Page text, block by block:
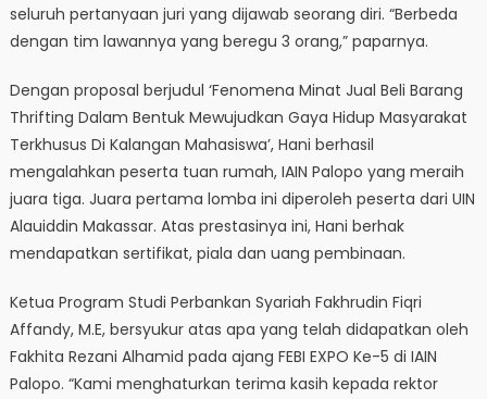
seluruh pertanyaan juri yang dijawab seorang diri. “Berbeda
dengan tim lawannya yang beregu 3 orang,” paparnya.
Dengan proposal berjudul ‘Fenomena Minat Jual Beli Barang
Thrifting Dalam Bentuk Mewujudkan Gaya Hidup Masyarakat
Terkhusus Di Kalangan Mahasiswa’, Hani berhasil
mengalahkan peserta tuan rumah, IAIN Palopo yang meraih
juara tiga. Juara pertama lomba ini diperoleh peserta dari UIN
Alauiddin Makassar. Atas prestasinya ini, Hani berhak
mendapatkan sertifikat, piala dan uang pembinaan.
Ketua Program Studi Perbankan Syariah Fakhrudin Fiqri
Affandy, M.E, bersyukur atas apa yang telah didapatkan oleh
Fakhita Rezani Alhamid pada ajang FEBI EXPO Ke-5 di IAIN
Palopo. “Kami menghaturkan terima kasih kepada rektor